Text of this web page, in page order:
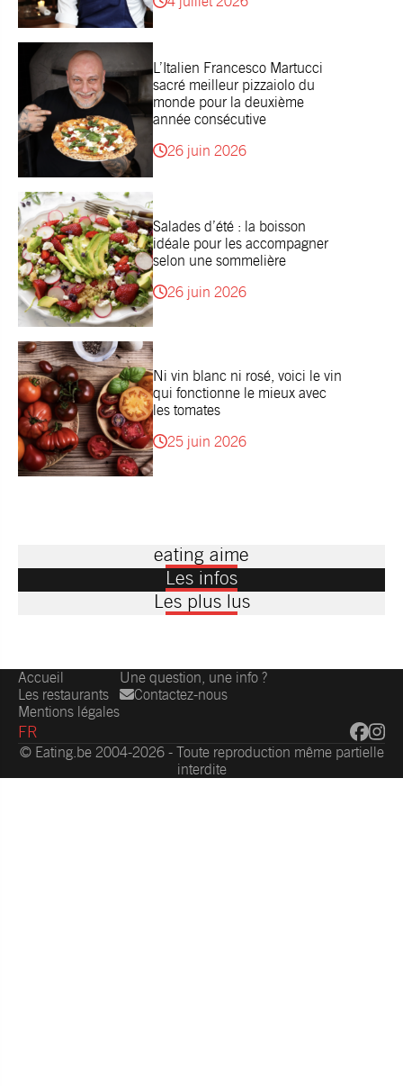
L’Italien Francesco Martucci
sacré meilleur pizzaiolo du
monde pour la deuxième
année consécutive
26 juin 2026
Salades d’été : la boisson
idéale pour les accompagner
selon une sommelière
26 juin 2026
Ni vin blanc ni rosé, voici le vin
qui fonctionne le mieux avec
les tomates
25 juin 2026
eating aime
Les infos
Les plus lus
Accueil
Les restaurants
Mentions légales
Une question, une info ?
Contactez-nous
FR
© Eating.be 2004-2026 - Toute reproduction même partielle
interdite